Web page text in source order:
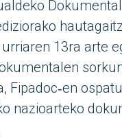
13ra arte
Fipadoc‑en
nazioarteko